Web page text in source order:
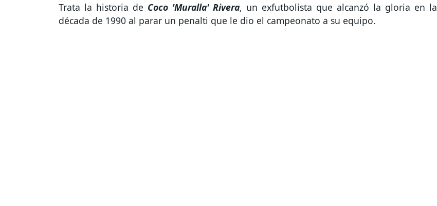
Trata la historia de Coco 'Muralla' Rivera, un exfutbolista que alcanzó la gloria en la
década de 1990 al parar un penalti que le dio el campeonato a su equipo.